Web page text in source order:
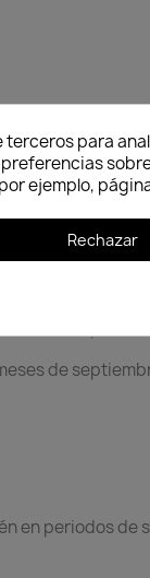
para recortar y
crecimiento
foliares,
de
en periodos de
para
ejemplo,
Rechazar